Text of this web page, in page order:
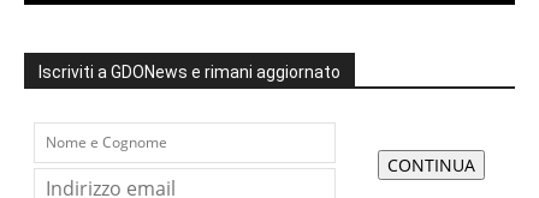
Iscriviti a GDONews e rimani aggiornato